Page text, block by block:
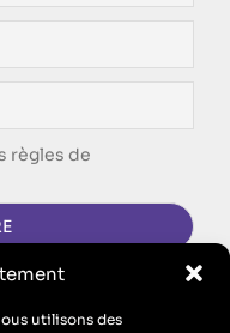
utilisons des
règles de
!